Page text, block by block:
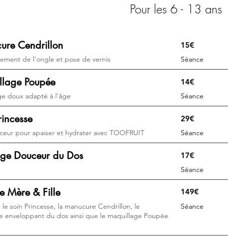
Pour les 6 - 13 ans
Cendrillon
de l'ongle et pose de vernis
15€
Séance
Poupée
doux adapté à l'âge
14€
Séance
pour apaiser et hydrater avec TOOFRUIT
29€
Séance
Douceur du Dos 17€
Séance
Mère & Fille
le soin Princesse, la manucure Cendrillon, le
enveloppant du dos ainsi que le maquillage Poupée
149€
Séance